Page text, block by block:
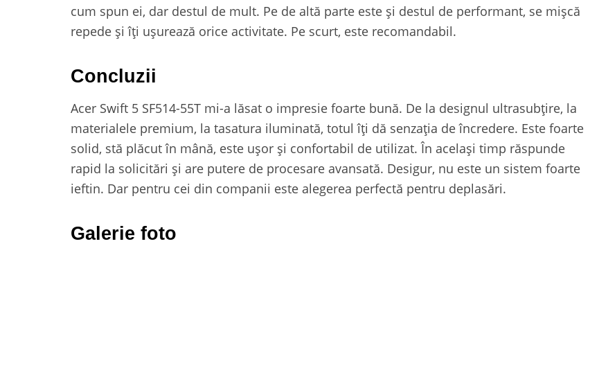
cum spun ei, dar destul de mult. Pe de altă parte este și destul de performant, se mișcă
repede și îți ușurează orice activitate. Pe scurt, este recomandabil.
Concluzii
Acer Swift 5 SF514-55T mi-a lăsat o impresie foarte bună. De la designul ultrasubțire, la
materialele premium, la tasatura iluminată, totul îți dă senzația de încredere. Este foarte
solid, stă plăcut în mână, este ușor și confortabil de utilizat. În același timp răspunde
rapid la solicitări și are putere de procesare avansată. Desigur, nu este un sistem foarte
ieftin. Dar pentru cei din companii este alegerea perfectă pentru deplasări.
Galerie foto